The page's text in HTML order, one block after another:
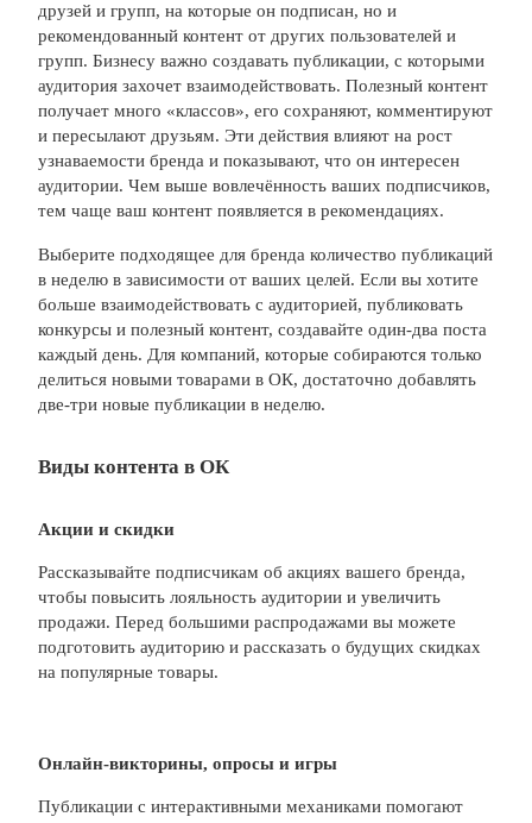
друзей и групп, на которые он подписан, но и
рекомендованный контент от других пользователей и
групп. Бизнесу важно создавать публикации, с которыми
аудитория захочет взаимодействовать. Полезный контент
получает много «классов», его сохраняют, комментируют
и пересылают друзьям. Эти действия влияют на рост
узнаваемости бренда и показывают, что он интересен
аудитории. Чем выше вовлечённость ваших подписчиков,
тем чаще ваш контент появляется в рекомендациях.
Выберите подходящее для бренда количество публикаций
в неделю в зависимости от ваших целей. Если вы хотите
больше взаимодействовать с аудиторией, публиковать
конкурсы и полезный контент, создавайте один-два поста
каждый день. Для компаний, которые собираются только
делиться новыми товарами в ОК, достаточно добавлять
две-три новые публикации в неделю.
Виды контента в ОК
Акции и скидки
Рассказывайте подписчикам об акциях вашего бренда,
чтобы повысить лояльность аудитории и увеличить
продажи. Перед большими распродажами вы можете
подготовить аудиторию и рассказать о будущих скидках
на популярные товары.
Онлайн-викторины, опросы и игры
Публикации с интерактивными механиками помогают